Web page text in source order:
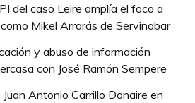
del caso Leire amplía el foco a
Mikel Arrarás de Servinabar
y abuso de información
con José Ramón Sempere
Antonio Carrillo Donaire en